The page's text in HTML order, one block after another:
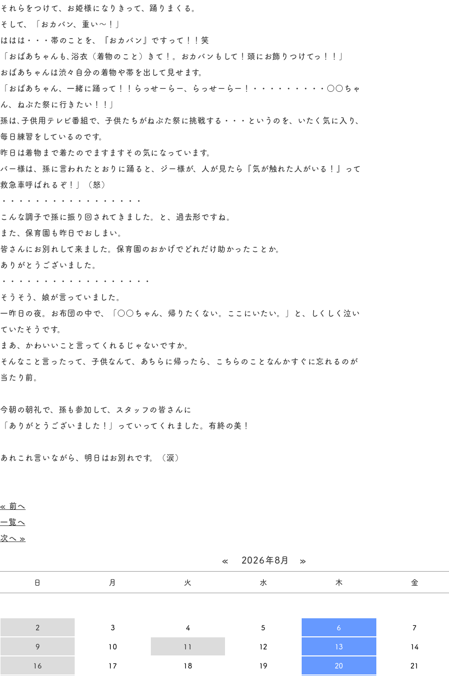
それらをつけて、お姫様になりきって、踊りまくる。
そして、「おカバン、重い～！」
ははは・・・帯のことを、『おカバン』ですって！！笑
「おばあちゃんも､浴衣（着物のこと）きて！。おカバンもして！頭にお飾りつけてっ！！」
おばあちゃんは渋々自分の着物や帯を出して見せます。
「おばあちゃん、一緒に踊って！！らっせーらー、らっせーらー！・・・・・・・・・○○ちゃ
ん、ねぶた祭に行きたい！！」
孫は､子供用テレビ番組で、子供たちがねぶた祭に挑戦する・・・というのを、いたく気に入り、
毎日練習をしているのです。
昨日は着物まで着たのでますますその気になっています。
バー様は、孫に言われたとおりに踊ると、ジー様が、人が見たら『気が触れた人がいる！』って
救急車呼ばれるぞ！」（怒）
・・・・・・・・・・・・・・・・・
こんな調子で孫に振り回されてきました。と、過去形ですね。
また、保育園も昨日でおしまい。
皆さんにお別れして来ました。保育園のおかげでどれだけ助かったことか。
ありがとうございました。
・・・・・・・・・・・・・・・・・・
そうそう、娘が言っていました。
一昨日の夜。お布団の中で、「○○ちゃん、帰りたくない。ここにいたい。」と、しくしく泣い
ていたそうです。
まあ、かわいいこと言ってくれるじゃないですか。
そんなこと言ったって、子供なんて、あちらに帰ったら、こちらのことなんかすぐに忘れるのが
当たり前。
今朝の朝礼で、孫も参加して、スタッフの皆さんに
「ありがとうございました！」っていってくれました。有終の美！
あれこれ言いながら、明日はお別れです。（涙）
« 前へ
一覧へ
次へ »
« 2026年8月 »
日 月 火 水 木 金
2
3 4 5 6 7
9
10 11 12 13 14
16
17 18 19 20 21